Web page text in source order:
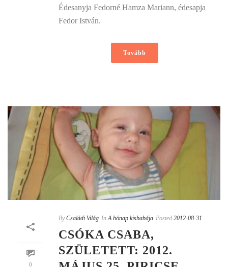
Édesanyja Fedorné Hamza Mariann, édesapja
Fedor István.
Tovább
0
By Családi Világ In A hónap kisbabája Posted 2012-08-31
CSÓKA CSABA,
SZÜLETETT: 2012.